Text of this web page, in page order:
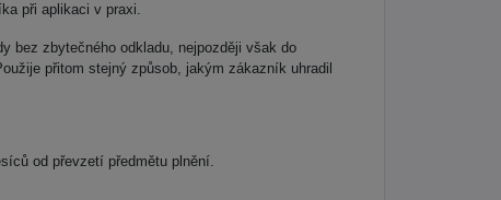
při aplikaci v praxi.
bez zbytečného odkladu, nejpozději však do
přitom stejný způsob, jakým zákazník uhradil
od převzetí předmětu plnění.